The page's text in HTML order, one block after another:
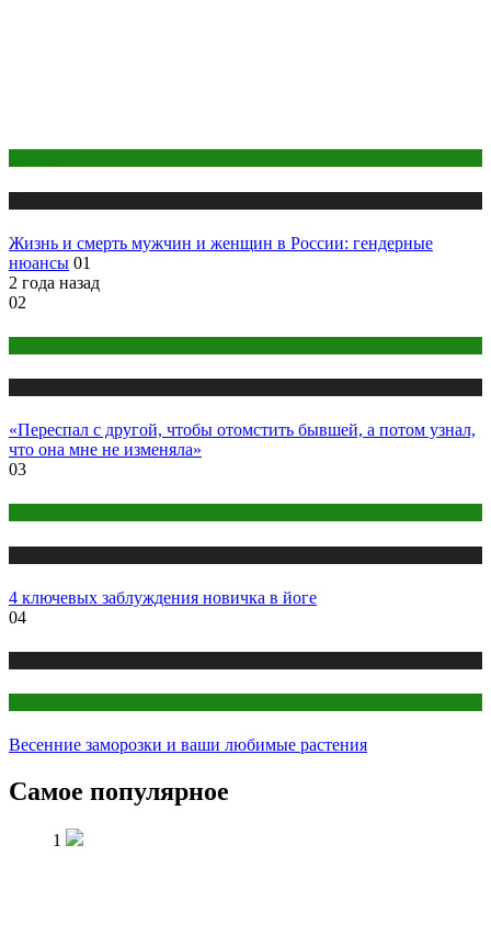
Жизнь и смерть мужчин и женщин в России: гендерные
нюансы 01
2 года назад
02
«Переспал с другой, чтобы отомстить бывшей, а потом узнал,
что она мне не изменяла»
03
4 ключевых заблуждения новичка в йоге
04
Весенние заморозки и ваши любимые растения
Самое популярное
1